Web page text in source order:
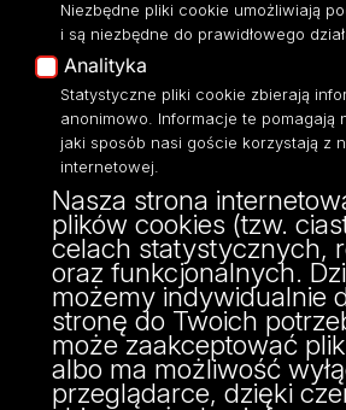
Eksperci UŁ
Polityka Prywatności
Dostępność
ul. Narutowicza 68, 90-136 Łódź
NIP: 724 000 32 43
Adres do doręczeń elektronicznych
AE:PL-74796-17640-IHHIV-17
KONTAKT
Niezbędne pliki cookie umożliwiają
i są niezbędne do prawidłowego
Analityka
Statystyczne pliki cookie zbierają
anonimowo. Informacje te pomagają
jaki sposób nasi goście korzystają z
internetowej.
Nasza strona
plików cookies (tzw.
celach statystycznych,
oraz funkcjonalnych.
możemy indywidualnie
stronę do Twoich
może zaakceptować
albo ma możliwość
przeglądarce, dzięki